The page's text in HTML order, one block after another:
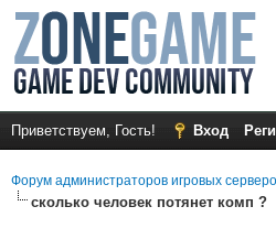
Приветствуем, Гость! Вход
Форум администраторов игровых
сколько человек потянет комп ?